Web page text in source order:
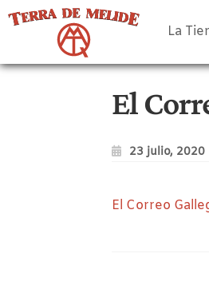
navegación
contenido
La
El
23 julio, 2020
El Correo